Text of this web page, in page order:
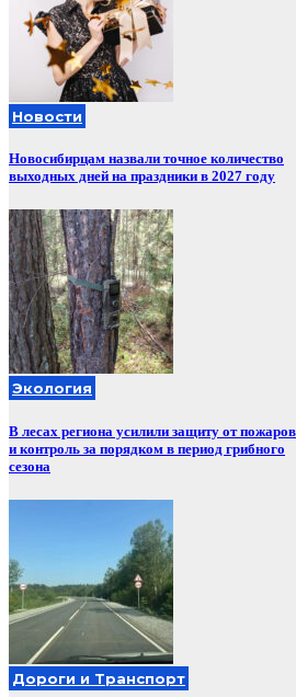
Новости
Новосибирцам назвали точное количество
выходных дней на праздники в 2027 году
Экология
В лесах региона усилили защиту от пожаров
и контроль за порядком в период грибного
сезона
Дороги и Транспорт